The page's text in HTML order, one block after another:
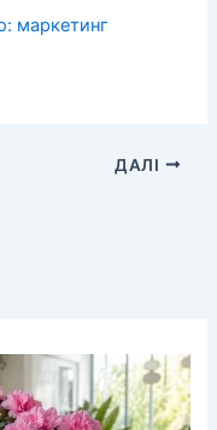
маркетинг
ДАЛІ